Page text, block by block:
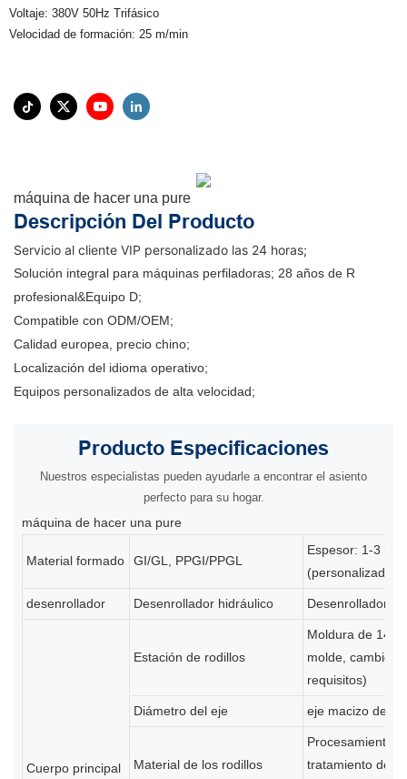
Voltaje: 380V 50Hz Trifásico
Velocidad de formación: 25 m/min
máquina de hacer una pure
Descripción Del Producto
Servicio al cliente VIP personalizado las 24 horas;
Solución integral para máquinas perfiladoras; 28 años de R
profesional&Equipo D;
Compatible con ODM/OEM;
Calidad europea, precio chino;
Localización del idioma operativo;
Equipos personalizados de alta velocidad;
Producto Especificaciones
Nuestros especialistas pueden ayudarle a encontrar el asiento
perfecto para su hogar.
máquina de hacer una pure
Material formado GI/GL, PPGI/PPGL
Espesor: 1-3
(personalizado)
desenrollador Desenrollador hidráulico Desenrollador
Cuerpo principal
Estación de rodillos
Moldura de 14
molde, cambio
requisitos)
Diámetro del eje eje macizo de
Material de los rodillos
Procesamiento
tratamiento de